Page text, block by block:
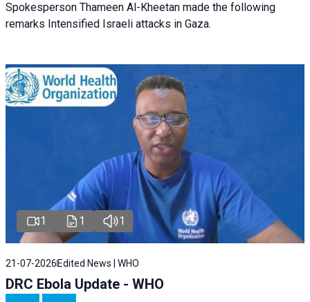
Spokesperson Thameen Al-Kheetan made the following
remarks Intensified Israeli attacks in Gaza.
1 1 1
21-07-2026 Edited News | WHO
DRC Ebola Update - WHO